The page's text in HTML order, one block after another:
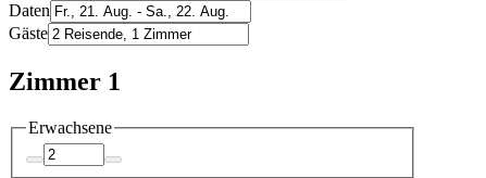
Daten
Gäste
Zimmer 1
Erwachsene